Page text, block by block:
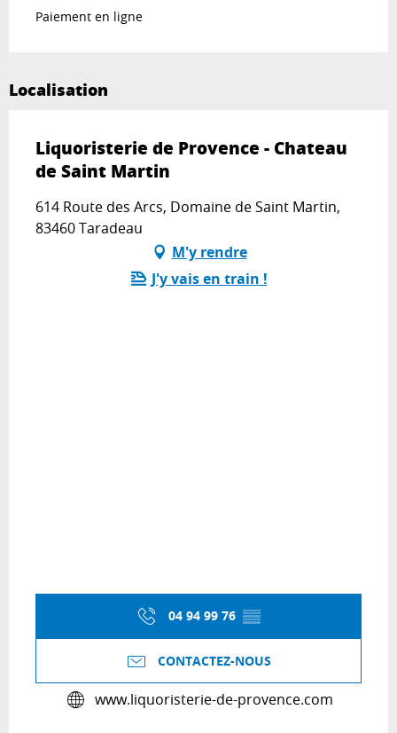
Paiement en ligne
Localisation
Liquoristerie de Provence - Chateau
de Saint Martin
614 Route des Arcs, Domaine de Saint Martin,
83460 Taradeau
M'y rendre
J'y vais en train !
04 94 99 76 ▒▒
CONTACTEZ-NOUS
www.liquoristerie-de-provence.com